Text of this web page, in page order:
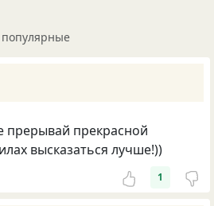
популярные
прерывай прекрасной
высказаться лучше!))
1